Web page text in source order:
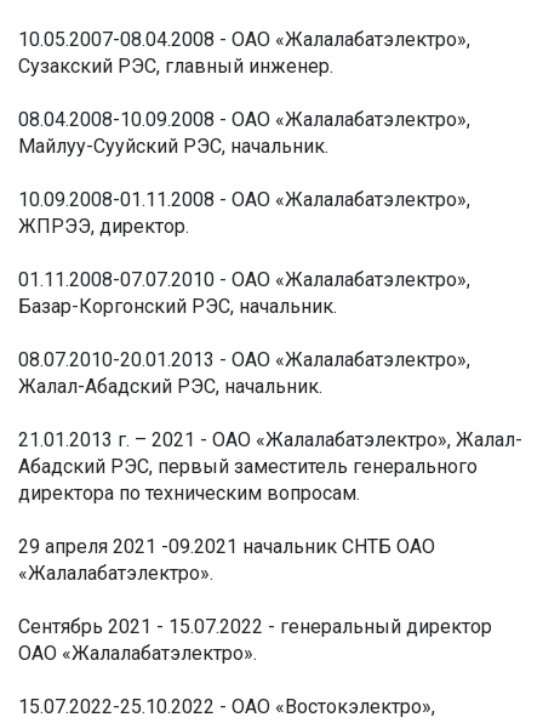
10.05.2007-08.04.2008 - ОАО «Жалалабатэлектро»,
Сузакский РЭС, главный инженер.
08.04.2008-10.09.2008 - ОАО «Жалалабатэлектро»,
Майлуу-Сууйский РЭС, начальник.
10.09.2008-01.11.2008 - ОАО «Жалалабатэлектро»,
ЖПРЭЭ, директор.
01.11.2008-07.07.2010 - ОАО «Жалалабатэлектро»,
Базар-Коргонский РЭС, начальник.
08.07.2010-20.01.2013 - ОАО «Жалалабатэлектро»,
Жалал-Абадский РЭС, начальник.
21.01.2013 г. – 2021 - ОАО «Жалалабатэлектро», Жалал-
Абадский РЭС, первый заместитель генерального
директора по техническим вопросам.
29 апреля 2021 -09.2021 начальник СНТБ ОАО
«Жалалабатэлектро».
Сентябрь 2021 - 15.07.2022 - генеральный директор
ОАО «Жалалабатэлектро».
15.07.2022-25.10.2022 - ОАО «Востокэлектро»,